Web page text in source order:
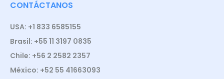
CONTÁCTANOS
USA: +1 833 6585155
Brasil: +55 11 3197 0835
Chile: +56 2 2582 2357
México: +52 55 41663093